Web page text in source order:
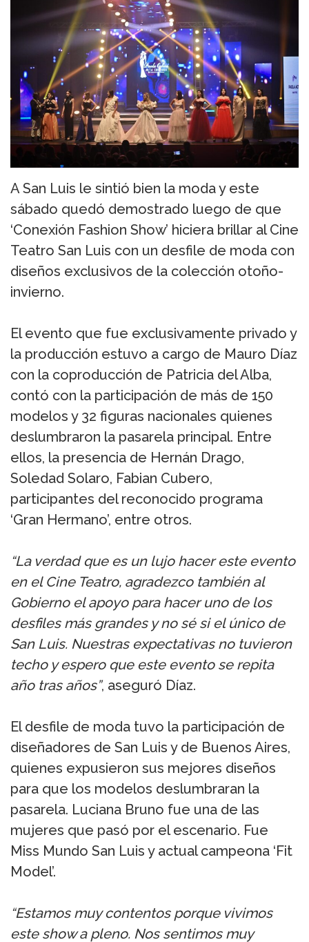
A San Luis le sintió bien la moda y este
sábado quedó demostrado luego de que
‘Conexión Fashion Show’ hiciera brillar al Cine
Teatro San Luis con un desfile de moda con
diseños exclusivos de la colección otoño-
invierno.
El evento que fue exclusivamente privado y
la producción estuvo a cargo de Mauro Díaz
con la coproducción de Patricia del Alba,
contó con la participación de más de 150
modelos y 32 figuras nacionales quienes
deslumbraron la pasarela principal. Entre
ellos, la presencia de Hernán Drago,
Soledad Solaro, Fabian Cubero,
participantes del reconocido programa
‘Gran Hermano’, entre otros.
“La verdad que es un lujo hacer este evento
en el Cine Teatro, agradezco también al
Gobierno el apoyo para hacer uno de los
desfiles más grandes y no sé si el único de
San Luis. Nuestras expectativas no tuvieron
techo y espero que este evento se repita
año tras años”, aseguró Díaz.
El desfile de moda tuvo la participación de
diseñadores de San Luis y de Buenos Aires,
quienes expusieron sus mejores diseños
para que los modelos deslumbraran la
pasarela. Luciana Bruno fue una de las
mujeres que pasó por el escenario. Fue
Miss Mundo San Luis y actual campeona ‘Fit
Model’.
“Estamos muy contentos porque vivimos
este show a pleno. Nos sentimos muy